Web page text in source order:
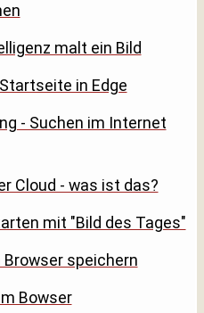
malt ein Bild
in Edge
- Suchen im Internet
Cloud - was ist das?
mit "Bild des Tages"
speichern
Bowser